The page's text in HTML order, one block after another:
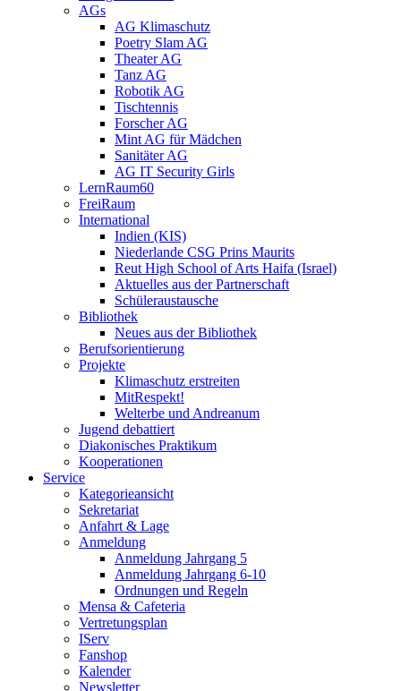
AGs
AG Klimaschutz
Poetry Slam AG
Theater AG
Tanz AG
Robotik AG
Tischtennis
Forscher AG
Mint AG für Mädchen
Sanitäter AG
AG IT Security Girls
LernRaum60
FreiRaum
International
Indien (KIS)
Niederlande CSG Prins Maurits
Reut High School of Arts Haifa (Israel)
Aktuelles aus der Partnerschaft
Schüleraustausche
Bibliothek
Neues aus der Bibliothek
Berufsorientierung
Projekte
Klimaschutz erstreiten
MitRespekt!
Welterbe und Andreanum
Jugend debattiert
Diakonisches Praktikum
Kooperationen
Service
Kategorieansicht
Sekretariat
Anfahrt & Lage
Anmeldung
Anmeldung Jahrgang 5
Anmeldung Jahrgang 6-10
Ordnungen und Regeln
Mensa & Cafeteria
Vertretungsplan
IServ
Fanshop
Kalender
Newsletter